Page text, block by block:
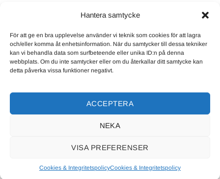
Hantera samtycke
För att ge en bra upplevelse använder vi teknik som cookies för att lagra
och/eller komma åt enhetsinformation. När du samtycker till dessa tekniker
kan vi behandla data som surfbeteende eller unika ID:n på denna
webbplats. Om du inte samtycker eller om du återkallar ditt samtycke kan
detta påverka vissa funktioner negativt.
ACCEPTERA
NEKA
VISA PREFERENSER
Cookies & IntegritetspolicyCookies & Integritetspolicy
FÖRETAGSUPPGIFTER
Drift Sverige AB
559131-2771
Regeringsgatan 65
BOX 3282
Copyright © 2026